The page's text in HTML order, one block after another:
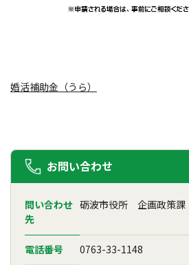
婚活補助金（うら）
お問い合わせ
問い合わせ
先
砺波市役所 企画政策課
電話番号 0763-33-1148